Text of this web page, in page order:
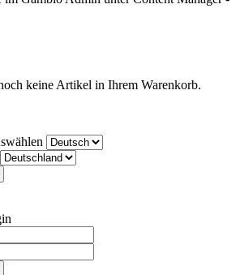
keine Artikel in Ihrem Warenkorb.